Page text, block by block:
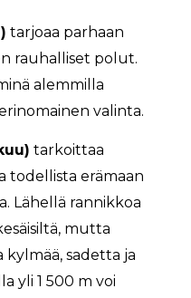
tarjoaa parhaan
rauhalliset polut.
alemmilla
valinta.
tarkoittaa
todellista erämaan
Lähellä rannikkoa
mutta
sadetta ja
yli 1 500 m voi